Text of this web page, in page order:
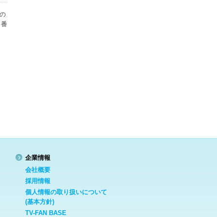
企業情報
会社概要
採用情報
個人情報の取り扱いについて
(基本方針)
TV-FAN BASE